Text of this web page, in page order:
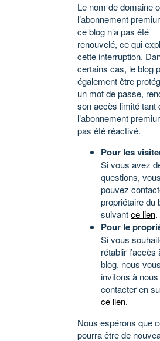
Le nom de domaine
l’abonnement
ce blog n’a pas été
renouvelé, ce qui
cette interruption.
certains cas, le blog
également être
un mot de passe,
son accès limité tant
l’abonnement
pas été réactivé.
Pour les
Si vous avez
questions, vous
pouvez
propriétaire du
suivantce lien.
Pour le
Si vous
rétablir l’accès
blog, nous vous
invitons à nous
contacter en
ce lien.
Nous espérons que
pourra être de